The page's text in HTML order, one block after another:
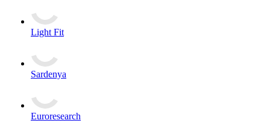
Light Fit
Sardenya
Euroresearch